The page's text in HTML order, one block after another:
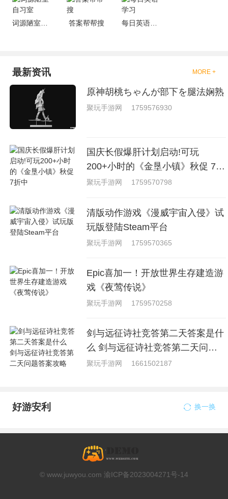
答案帮帮搜 每日英语学习
最新资讯 MORE +
原神胡桃ちゃんが部下を腿法娴熟
聚玩手游网 1759576930
国庆长假爆肝计划启动!可玩
200+小时的《金垦小镇》秋促 7折
中
聚玩手游网 1759570798
清版动作游戏《漫威宇宙入侵》试
玩版登陆Steam平台
聚玩手游网 1759570365
Epic喜加一！开放世界生存建造游
戏《夜莺传说》
聚玩手游网 1759570258
剑与远征诗社竞答第二天答案是什
么 剑与远征诗社竞答第二天问题
答案攻略
聚玩手游网 1661502187
好游安利 换一换
© www.juwyou.com 渝ICP备2023004271号-14